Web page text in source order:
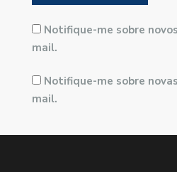
Notifique-me sobre
mail.
Notifique-me sobre
mail.